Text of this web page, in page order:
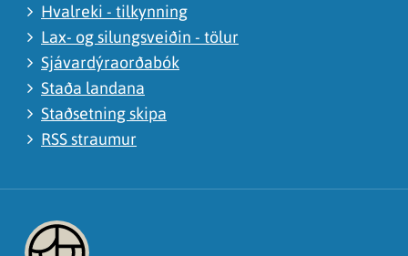
Hvalreki - tilkynning
Lax- og silungsveiðin - tölur
Sjávardýraorðabók
Staða landana
Staðsetning skipa
RSS straumur